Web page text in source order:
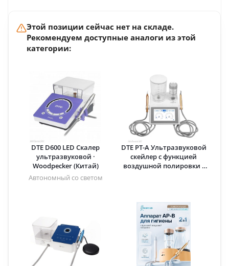
Этой позиции сейчас нет на складе.
Рекомендуем доступные аналоги из этой
категории:
DTE D600 LED Скалер
ультразвуковой ·
Woodpecker (Китай)
Автономный со светом
DTE PT-A Ультразвуковой
скейлер с функцией
воздушной полировки ·